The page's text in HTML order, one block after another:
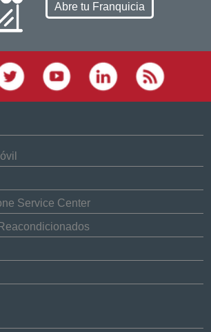
Abre tu Franquicia
Service Center